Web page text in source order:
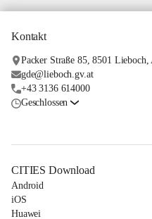
Kontakt
Packer Straße 85, 8501
gde@lieboch.gv.at
+43 3136 614000
Geschlossen
CITIES Download
Android
iOS
Huawei